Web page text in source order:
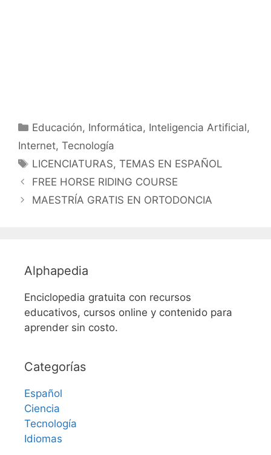
Categorías
Educación, Informática, Inteligencia Artificial,
Internet, Tecnología
Etiquetas
LICENCIATURAS,TEMAS EN ESPAÑOL
FREE HORSE RIDING COURSE
MAESTRÍA GRATIS EN ORTODONCIA
Alphapedia
Enciclopedia gratuita con recursos
educativos, cursos online y contenido para
aprender sin costo.
Categorías
Español
Ciencia
Tecnología
Idiomas